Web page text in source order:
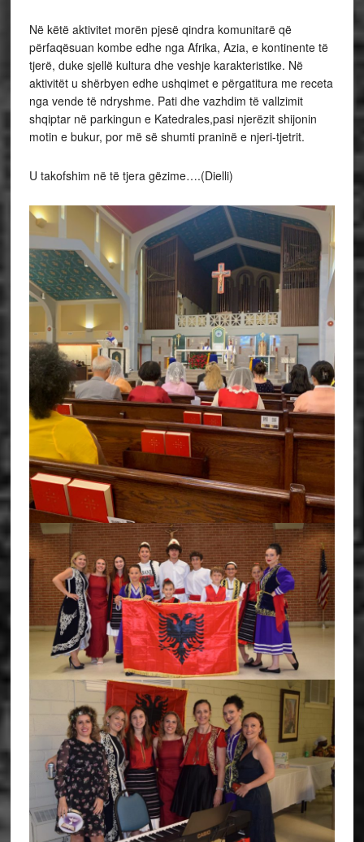
Në këtë aktivitet morën pjesë qindra komunitarë që
përfaqësuan kombe edhe nga Afrika, Azia, e kontinente të
tjerë, duke sjellë kultura dhe veshje karakteristike. Në
aktivitët u shërbyen edhe ushqimet e përgatitura me receta
nga vende të ndryshme. Pati dhe vazhdim të vallzimit
shqiptar në parkingun e Katedrales,pasi njerëzit shijonin
motin e bukur, por më së shumti praninë e njeri-tjetrit.
U takofshim në të tjera gëzime….(Dielli)